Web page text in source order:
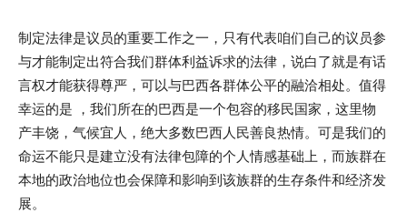
制定法律是议员的重要工作之一，只有代表咱们自己的议员参
与才能制定出符合我们群体利益诉求的法律，说白了就是有话
言权才能获得尊严，可以与巴西各群体公平的融洽相处。值得
幸运的是 ，我们所在的巴西是一个包容的移民国家，这里物
产丰饶，气候宜人，绝大多数巴西人民善良热情。可是我们的
命运不能只是建立没有法律包障的个人情感基础上，而族群在
本地的政治地位也会保障和影响到该族群的生存条件和经济发
展。